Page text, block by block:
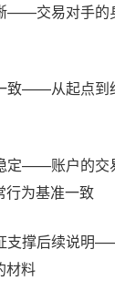
——交易对手的
致——从起点到
定——账户的交
行为基准一致
支撑后续说明
材料